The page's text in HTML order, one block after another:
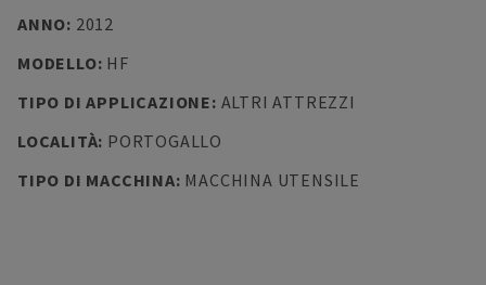
ANNO: 2012
MODELLO: HF
TIPO DI APPLICAZIONE: ALTRI ATTREZZI
LOCALITÀ: PORTOGALLO
TIPO DI MACCHINA: MACCHINA UTENSILE